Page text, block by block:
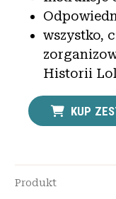
wszystko,
Historii
KUP
Produkt